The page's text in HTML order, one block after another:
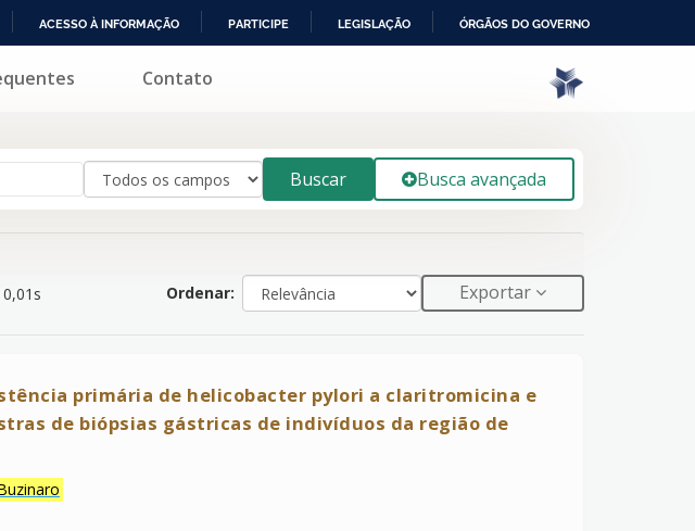
ACESSO À INFORMAÇÃO PARTICIPE LEGISLAÇÃO ÓRGÃOS DO GOVERNO
Contato
Buscar Busca avançada
Ordenar: Exportar
primária de helicobacter pylori a claritromicina e
de biópsias gástricas de indivíduos da região de